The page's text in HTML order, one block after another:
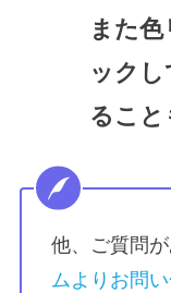
また
ック
ること
他、ご質問が
ムよりお問